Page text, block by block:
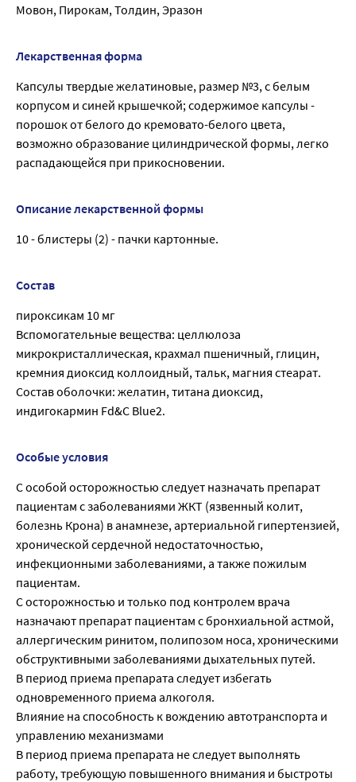
Мовон, Пирокам, Толдин, Эразон
Лекарственная форма
Капсулы твердые желатиновые, размер №3, с белым
корпусом и синей крышечкой; содержимое капсулы -
порошок от белого до кремовато-белого цвета,
возможно образование цилиндрической формы, легко
распадающейся при прикосновении.
Описание лекарственной формы
10 - блистеры (2) - пачки картонные.
Состав
пироксикам 10 мг
Вспомогательные вещества: целлюлоза
микрокристаллическая, крахмал пшеничный, глицин,
кремния диоксид коллоидный, тальк, магния стеарат.
Состав оболочки: желатин, титана диоксид,
индигокармин Fd&C Blue2.
Особые условия
С особой осторожностью следует назначать препарат
пациентам с заболеваниями ЖКТ (язвенный колит,
болезнь Крона) в анамнезе, артериальной гипертензией,
хронической сердечной недостаточностью,
инфекционными заболеваниями, а также пожилым
пациентам.
С осторожностью и только под контролем врача
назначают препарат пациентам с бронхиальной астмой,
аллергическим ринитом, полипозом носа, хроническими
обструктивными заболеваниями дыхательных путей.
В период приема препарата следует избегать
одновременного приема алкоголя.
Влияние на способность к вождению автотранспорта и
управлению механизмами
В период приема препарата не следует выполнять
работу, требующую повышенного внимания и быстроты